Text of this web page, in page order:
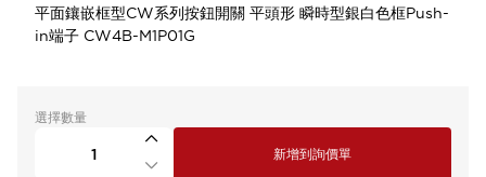
平面鑲嵌框型CW系列按鈕開關 平頭形 瞬時型銀白色框Push-
in端子 CW4B-M1P01G
選擇數量
新增到詢價單